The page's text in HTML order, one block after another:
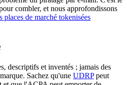
combler, et nous approfondissons
places de marché tokenisées
descriptifs et inventés ; jamais des
Sachez qu'une UDRPpeut